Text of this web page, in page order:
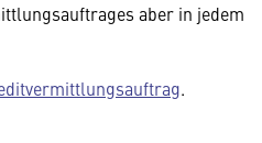
aber in jedem
.